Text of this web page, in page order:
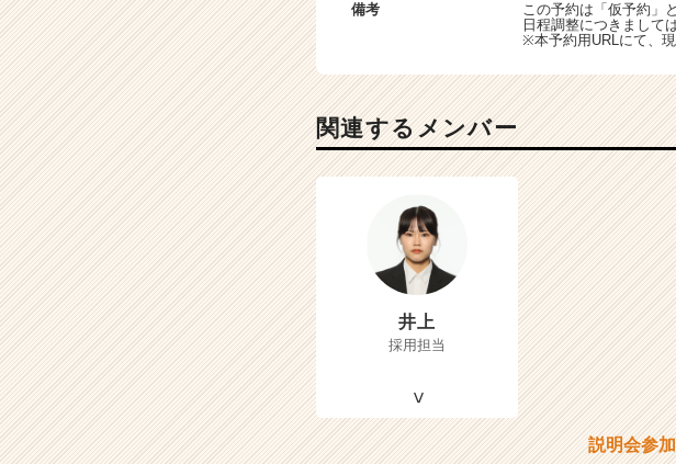
備考
この予約は「仮予約」
日程調整につきまして
※本予約用URLにて、
関連するメンバー
井上
採用担当
説明会参